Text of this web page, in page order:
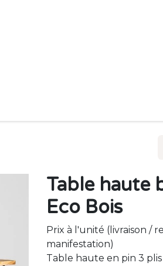
Table haute
Eco Bois
Prix à l'unité (livraison /
manifestation)
Table haute en pin 3 plis